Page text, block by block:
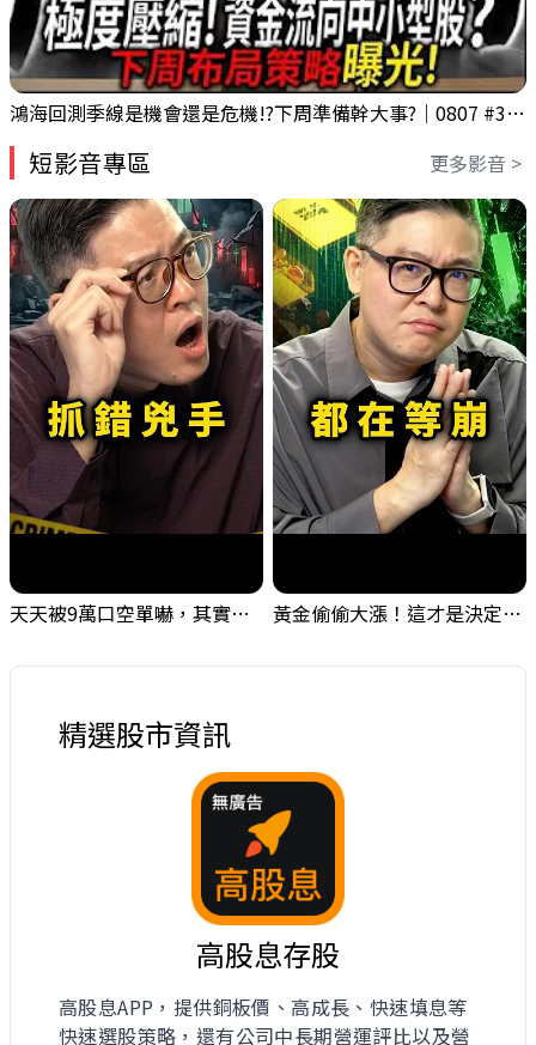
鴻海回測季線是機會還是危機!?下周準備幹大事?｜0807 #3661 #2317 #2317鴻海
短影音專區 更多影音 >
天天被9萬口空單嚇，其實你盯錯地方了｜Mr.Jimmy高志銘 #台股 #外資期貨 #融資 黃金偷偷大漲！這才是決定台股生死的「真風向球」！｜Mr.Jimmy高志銘 #黃金 #美元指數 #聯準會
精選股市資訊
高股息存股
高股息APP，提供銅板價、高成長、快速填息等
快速選股策略，還有公司中長期營運評比以及營